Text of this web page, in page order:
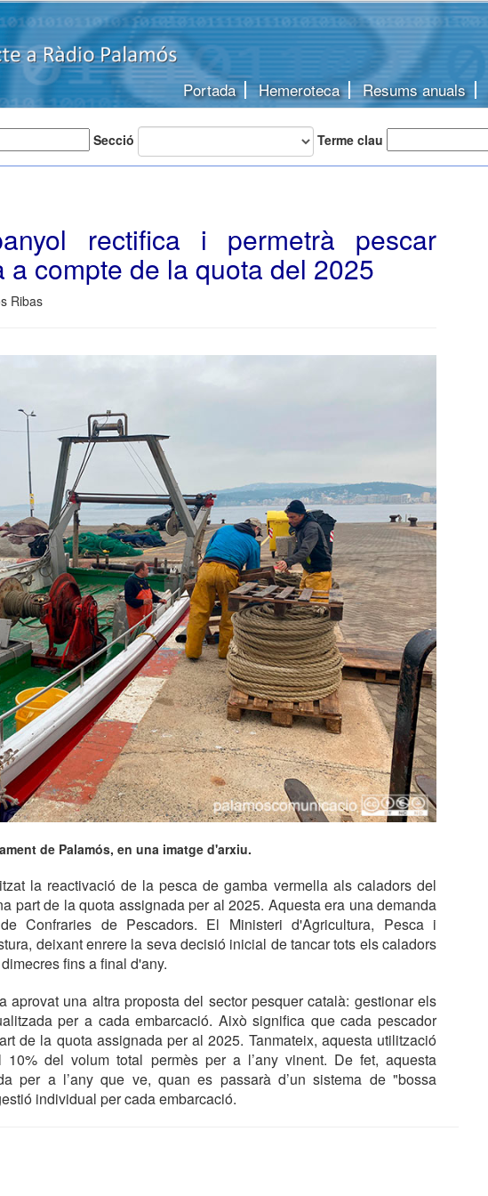
Portada Hemeroteca Resums anuals
Secció Terme clau
rectifica i permetrà pescar
a compte de la quota del 2025
Ribas
de Palamós, en una imatge d'arxiu.
la reactivació de la pesca de gamba vermella als caladors del
part de la quota assignada per al 2025. Aquesta era una demanda
Confraries de Pescadors. El Ministeri d'Agricultura, Pesca i
deixant enrere la seva decisió inicial de tancar tots els caladors
fins a final d'any.
aprovat una altra proposta del sector pesquer català: gestionar els
per a cada embarcació. Això significa que cada pescador
de la quota assignada per al 2025. Tanmateix, aquesta utilització
10% del volum total permès per a l’any vinent. De fet, aquesta
per a l’any que ve, quan es passarà d’un sistema de "bossa
individual per cada embarcació.